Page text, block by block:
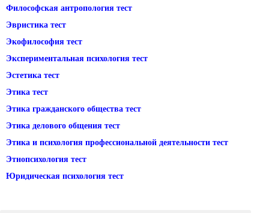
Философская антропология тест
Эвристика тест
Экофилософия тест
Экспериментальная психология тест
Эстетика тест
Этика тест
Этика гражданского общества тест
Этика делового общения тест
Этика и психология профессиональной деятельности тест
Этнопсихология тест
Юридическая психология тест